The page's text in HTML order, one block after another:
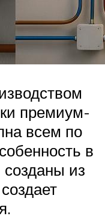
премиум-
всем по
в
из